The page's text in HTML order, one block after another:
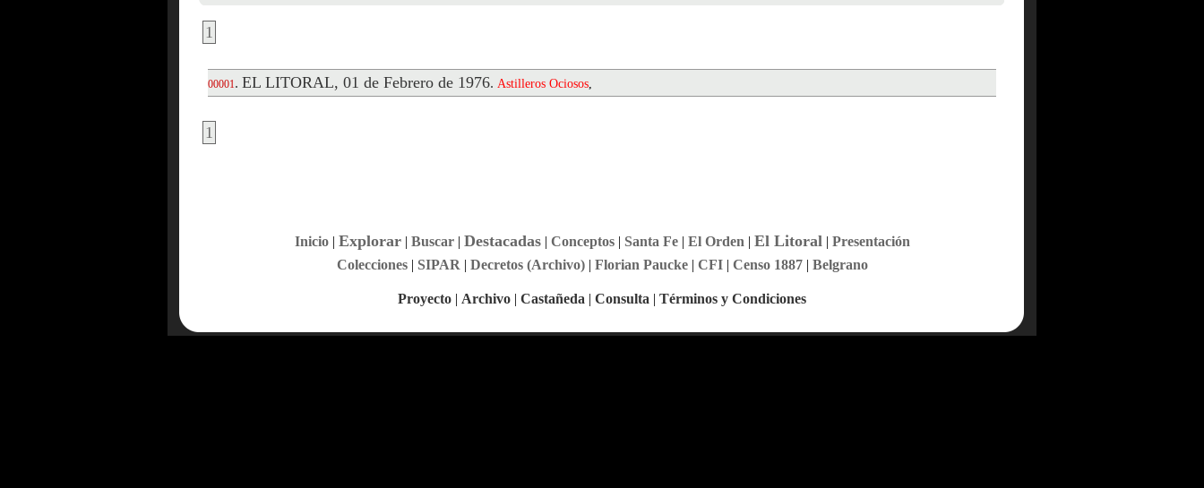
1
00001. EL LITORAL, 01 de Febrero de 1976. Astilleros Ociosos,
1
Inicio| Explorar| Buscar| Destacadas| Conceptos| Santa Fe| El Orden | El Litoral | Presentación
Colecciones| SIPAR | Decretos (Archivo)| Florian Paucke| CFI| Censo 1887| Belgrano
Proyecto | Archivo | Castañeda | Consulta | Términos y Condiciones